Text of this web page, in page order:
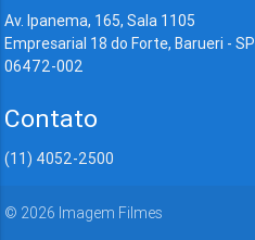
Av. Ipanema, 165, Sala 1105
Empresarial 18 do Forte, Barueri - SP
06472-002
Contato
(11) 4052-2500
© 2026 Imagem Filmes